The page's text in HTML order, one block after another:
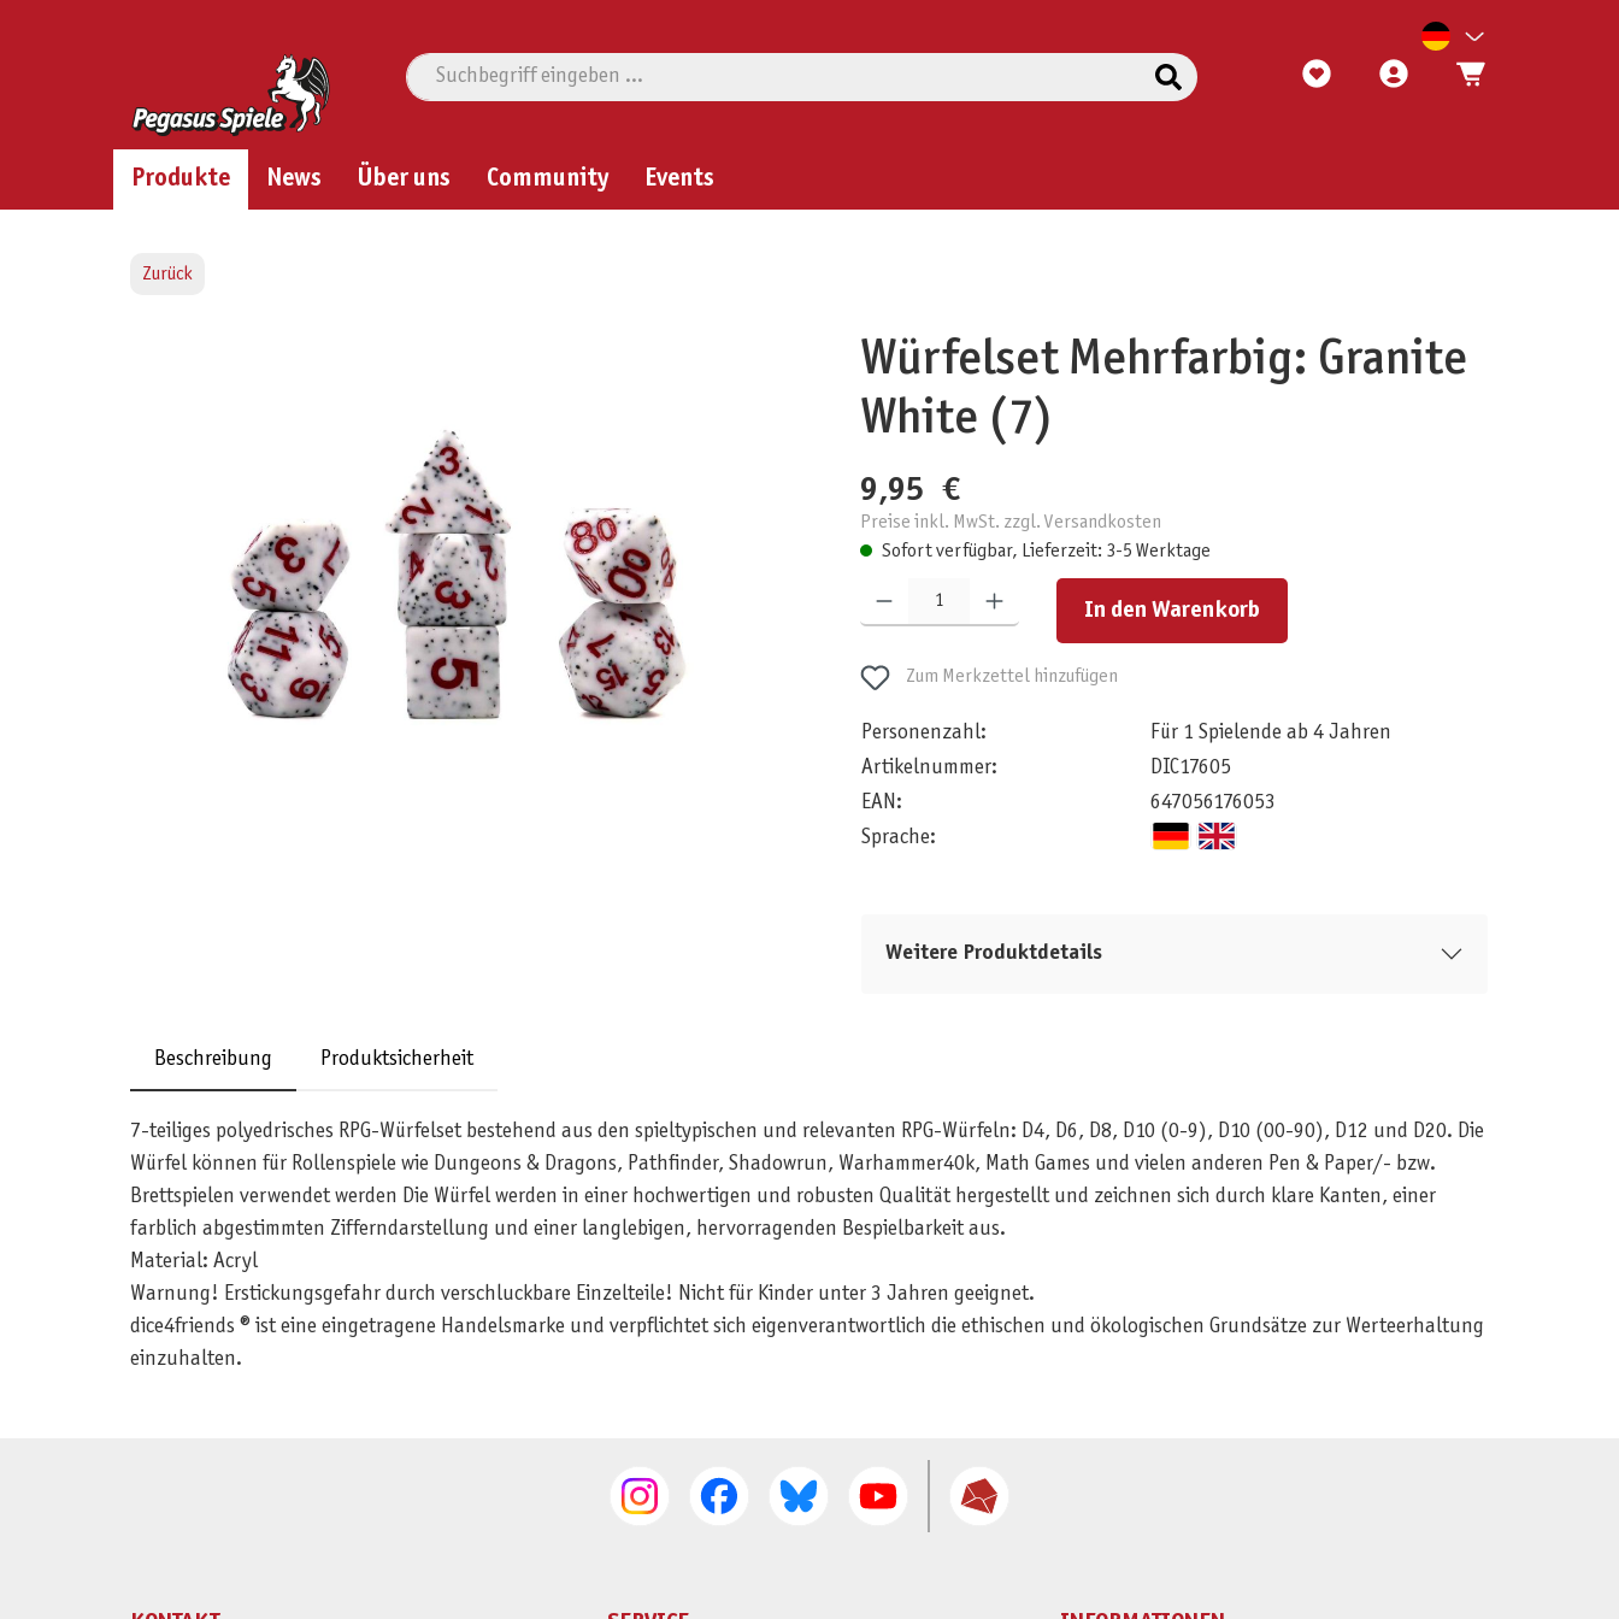
Produkte News Über uns Community Events
Zurück
Würfelset Mehrfarbig: Granite
White (7)
9,95 €
Preise inkl. MwSt. zzgl. Versandkosten
Sofort verfügbar, Lieferzeit: 3-5 Werktage
Produkt Anzahl: Gib den gewünschten Wert ein oder benutze die Schaltflächen um die Anzahl zu erhöhen oder zu reduzieren.
In den Warenkorb
Zum Merkzettel hinzufügen
Personenzahl:
Für 1 Spielende ab 4 Jahren
Artikelnummer:
DIC17605
EAN:
647056176053
Sprache:
Weitere Produktdetails
Beschreibung Produktsicherheit
7-teiliges polyedrisches RPG-Würfelset bestehend aus den spieltypischen und relevanten RPG-Würfeln: D4, D6, D8, D10 (0-9), D10 (00-90), D12 und D20. Die
Würfel können für Rollenspiele wie Dungeons & Dragons, Pathfinder, Shadowrun, Warhammer40k, Math Games und vielen anderen Pen & Paper/- bzw.
Brettspielen verwendet werden Die Würfel werden in einer hochwertigen und robusten Qualität hergestellt und zeichnen sich durch klare Kanten, einer
farblich abgestimmten Zifferndarstellung und einer langlebigen, hervorragenden Bespielbarkeit aus.
Material: Acryl
Warnung! Erstickungsgefahr durch verschluckbare Einzelteile! Nicht für Kinder unter 3 Jahren geeignet.
dice4friends ® ist eine eingetragene Handelsmarke und verpflichtet sich eigenverantwortlich die ethischen und ökologischen Grundsätze zur Werteerhaltung
einzuhalten.